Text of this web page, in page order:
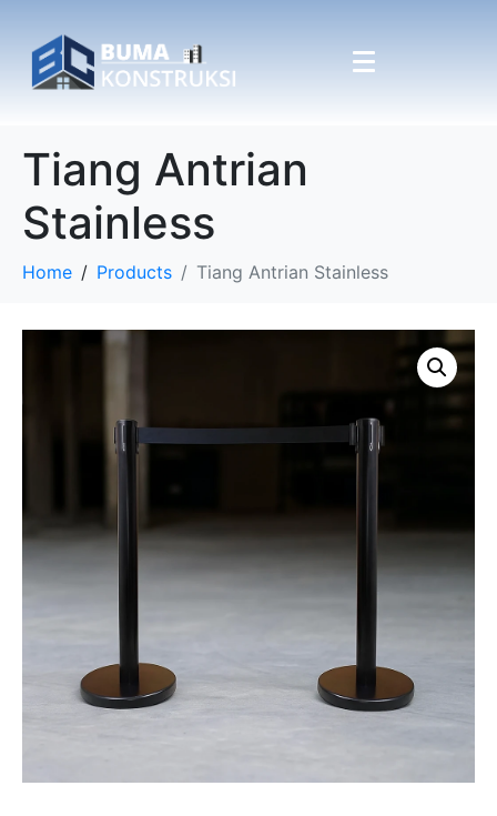
Tiang Antrian
Stainless
Home Products Tiang Antrian Stainless